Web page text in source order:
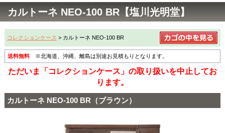
カルトーネ NEO-100 BR【塩川光明堂】
コレクションケース > カルトーネ NEO-100 BR
送料無料※北海道、沖縄、離島は別途お見積もりとなります。
ただいま「コレクションケース」の取り扱いを中止してお
ります。
カルトーネ NEO-100 BR（ブラウン）